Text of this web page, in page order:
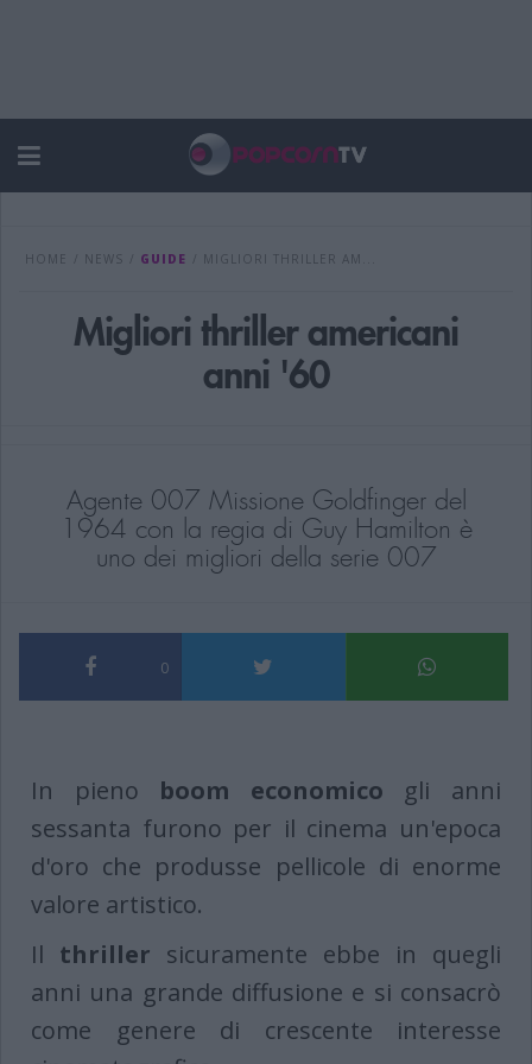
HOME NEWS GUIDE MIGLIORI THRILLER AM...
Migliori thriller americani
anni '60
Agente 007 Missione Goldfinger del
1964 con la regia di Guy Hamilton è
uno dei migliori della serie 007
0
In pieno boom economico gli anni
sessanta furono per il cinema un'epoca
d'oro che produsse pellicole di enorme
valore artistico.
Il thriller sicuramente ebbe in quegli
anni una grande diffusione e si consacrò
come genere di crescente interesse